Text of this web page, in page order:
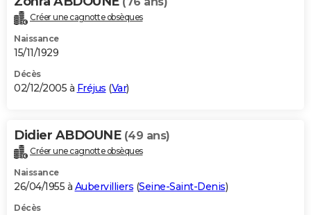
Créer une cagnotte obsèques
Naissance
15/11/1929
Décès
02/12/2005 à Fréjus (Var)
Didier ABDOUNE (49 ans)
Créer une cagnotte obsèques
Naissance
26/04/1955 à Aubervilliers (Seine-Saint-Denis)
Décès